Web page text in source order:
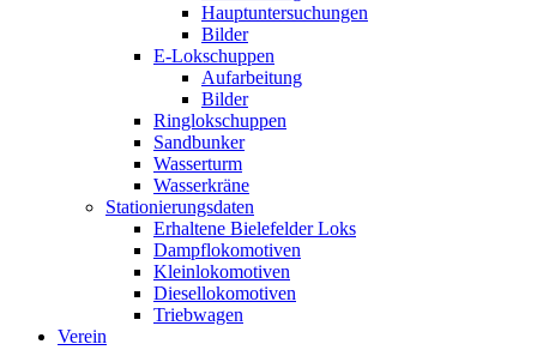
Hauptuntersuchungen
Bilder
E-Lokschuppen
Aufarbeitung
Bilder
Ringlokschuppen
Sandbunker
Wasserturm
Wasserkräne
Stationierungsdaten
Erhaltene Bielefelder Loks
Dampflokomotiven
Kleinlokomotiven
Diesellokomotiven
Triebwagen
Verein